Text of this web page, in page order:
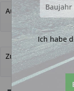
Autoschlüssel nicht
Zurück zur
Ich habe